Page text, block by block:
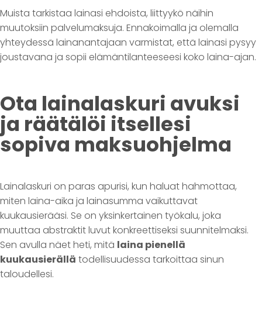
Muista tarkistaa lainasi ehdoista, liittyykö näihin
muutoksiin palvelumaksuja. Ennakoimalla ja olemalla
yhteydessä lainanantajaan varmistat, että lainasi pysyy
joustavana ja sopii elämäntilanteeseesi koko laina-ajan.
Ota lainalaskuri avuksi
ja räätälöi itsellesi
sopiva maksuohjelma
Lainalaskuri on paras apurisi, kun haluat hahmottaa,
miten laina-aika ja lainasumma vaikuttavat
kuukausierääsi. Se on yksinkertainen työkalu, joka
muuttaa abstraktit luvut konkreettiseksi suunnitelmaksi.
Sen avulla näet heti, mitä laina pienellä
kuukausierällä todellisuudessa tarkoittaa sinun
taloudellesi.